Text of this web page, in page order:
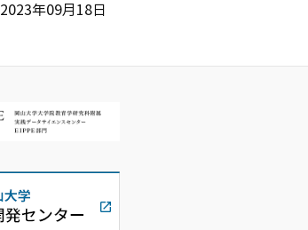
2023年09月18日